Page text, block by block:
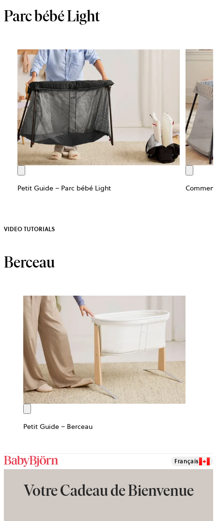
Parc bébé Light
Petit Guide – Parc bébé Light
VIDEO TUTORIALS
Berceau
Petit Guide – Berceau
Français
Votre Cadeau de Bienvenue